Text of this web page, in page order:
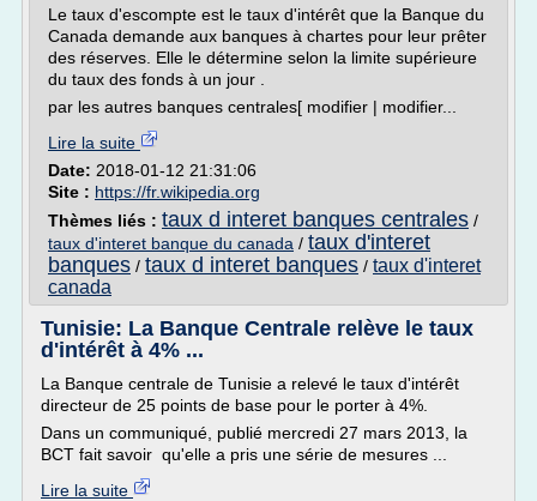
Le taux d'escompte est le taux d'intérêt que la Banque du
Canada demande aux banques à chartes pour leur prêter
des réserves. Elle le détermine selon la limite supérieure
du taux des fonds à un jour .
par les autres banques centrales[ modifier | modifier...
Lire la suite
Date: 2018-01-12 21:31:06
Site : https://fr.wikipedia.org
Thèmes liés : taux d interet banques centrales /
taux d'interet banque du canada / taux d'interet
banques / taux d interet banques / taux d'interet
canada
Tunisie: La Banque Centrale relève le taux
d'intérêt à 4% ...
La Banque centrale de Tunisie a relevé le taux d'intérêt
directeur de 25 points de base pour le porter à 4%.
Dans un communiqué, publié mercredi 27 mars 2013, la
BCT fait savoir qu'elle a pris une série de mesures ...
Lire la suite